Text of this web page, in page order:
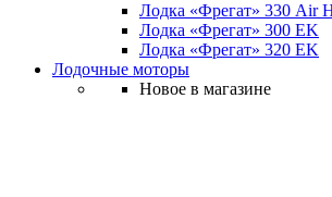
Лодка «Фрегат» 330
Лодка «Фрегат» 300 ЕK
Лодка «Фрегат» 320 ЕK
Лодочные моторы
Новое в магазине